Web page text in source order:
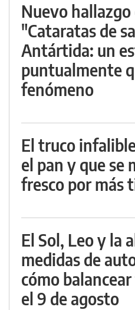
Nuevo hallazgo
"Cataratas de
Antártida: un
puntualmente
fenómeno
El truco
el pan y que se
fresco por más
El Sol, Leo y la
medidas de
cómo
el 9 de agosto